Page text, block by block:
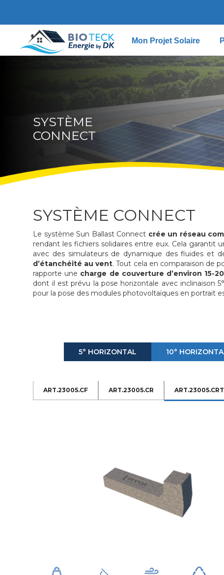
Mon Projet Solaire
SYSTÈME
CONNECT
SYSTÈME CONNECT
Le système Sun Ballast Connect crée un réseau
rendant les fichiers solidaires entre eux. Cela
avec des simulateurs de dynamique des fluides et
d’étanchéité au vent. Tout cela en comparaison de
rapporte une charge de couverture d’environ 15-
dont il est prévu la pose horizontale avec inclinaison
pour la pose des modules photovoltaïques en portrait
5° HORIZONTAL 10°
ART.23005.CF ART.23005.CR ART.23005.CRT